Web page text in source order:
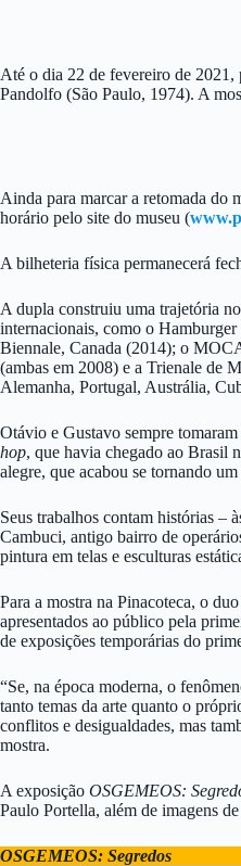
Até o dia 22 de fevereiro de 2021,
Pandolfo (São Paulo, 1974). A
Ainda para marcar a retomada do
horário pelo site do museu (
A bilheteria física permanecerá
A dupla construiu uma trajetória
internacionais, como o
Biennale, Canada (2014); o
(ambas em 2008) e a Trienale de
Alemanha, Portugal, Austrália,
Otávio e Gustavo sempre
hop, que havia chegado ao Brasil
alegre, que acabou se tornando
Seus trabalhos contam histórias –
Cambuci, antigo bairro de
pintura em telas e esculturas
Para a mostra na Pinacoteca, o
apresentados ao público pela
de exposições temporárias do
“Se, na época moderna, o
tanto temas da arte quanto o
conflitos e desigualdades, mas
mostra.
A exposição OSGEMEOS:
Paulo Portella, além de imagens
OSGEMEOS: Segredos